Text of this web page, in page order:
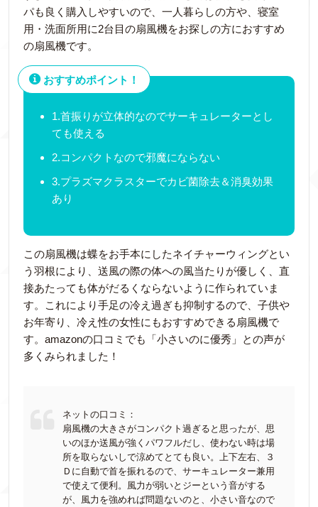
パも良く購入しやすいので、一人暮らしの方や、寝室
用・洗面所用に2台目の扇風機をお探しの方におすすめ
の扇風機です。
おすすめポイント！
1.首振りが立体的なのでサーキュレーターとし
ても使える
2.コンパクトなので邪魔にならない
3.プラズマクラスターでカビ菌除去＆消臭効果
あり
この扇風機は蝶をお手本にしたネイチャーウィングとい
う羽根により、送風の際の体への風当たりが優しく、直
接あたっても体がだるくならないように作られていま
す。これにより手足の冷え過ぎも抑制するので、子供や
お年寄り、冷え性の女性にもおすすめできる扇風機で
す。amazonの口コミでも「小さいのに優秀」との声が
多くみられました！
ネットの口コミ：
扇風機の大きさがコンパクト過ぎると思ったが、思
いのほか送風が強くパワフルだし、使わない時は場
所を取らないしで涼めてとても良い。上下左右、３
Ｄに自動で首を振れるので、サーキュレーター兼用
で使えて便利。風力が弱いとジーという音がする
が、風力を強めれば問題ないのと、小さい音なので